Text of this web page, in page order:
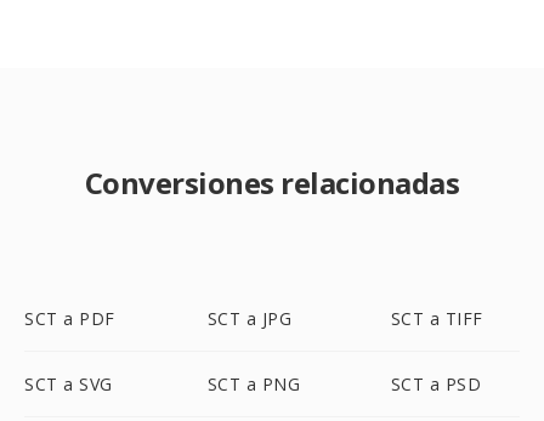
Conversiones relacionadas
SCT a PDF SCT a JPG SCT a TIFF
SCT a SVG SCT a PNG SCT a PSD